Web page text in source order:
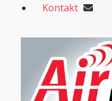
Kontakt